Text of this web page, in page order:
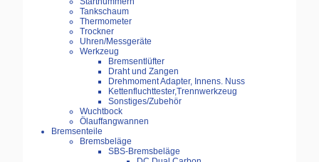
Tankschaum
Thermometer
Trockner
Uhren/Messgeräte
Werkzeug
Bremsentlüfter
Draht und Zangen
Drehmoment Adapter, Innens. Nuss
Kettenfluchttester,Trennwerkzeug
Sonstiges/Zubehör
Wuchtbock
Ölauffangwannen
Bremsenteile
Bremsbeläge
SBS-Bremsbeläge